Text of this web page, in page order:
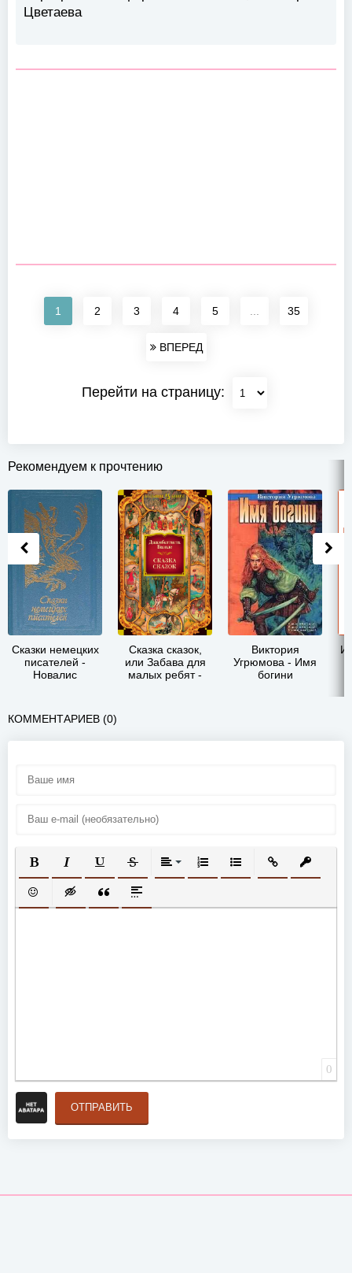
Цветаева
1 2 3 4 5 35
ВПЕРЕД
Перейти на страницу:
Рекомендуем к прочтению
Сказки немецких
писателей -
Новалис
Сказка сказок,
или Забава для
малых ребят -
Виктория
Угрюмова - Имя
богини
КОММЕНТАРИЕВ (0)
ПОЛУЖИРНЫЙ
КУРСИВПОДЧЕРКНУТЫЙ
ЗАЧЕРКНУТЫЙВЫРАВНИВАНИЕ
НУМЕРОВАННЫЙ СПИСОК
МАРКИРОВАННЫЙ
ВСТАВИТЬ
ВСТАВИТЬ СМАЙЛИК
ВСТАВКА СКРЫТОГО ТЕКСТА
ВСТАВКА ЦИТАТЫ
ВСТАВКА СПОЙЛЕРА
0
ОТПРАВИТЬ